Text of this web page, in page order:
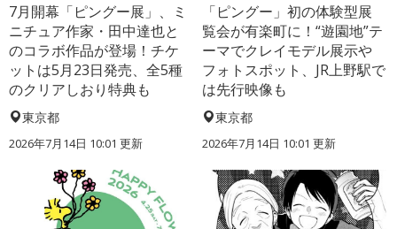
7月開幕「ピングー展」、ミ
ニチュア作家・田中達也と
のコラボ作品が登場！チケ
ットは5月23日発売、全5種
のクリアしおり特典も
東京都
2026年7月14日 10:01 更新
「ピングー」初の体験型展
覧会が有楽町に！“遊園地”テ
ーマでクレイモデル展示や
フォトスポット、JR上野駅で
は先行映像も
東京都
2026年7月14日 10:01 更新